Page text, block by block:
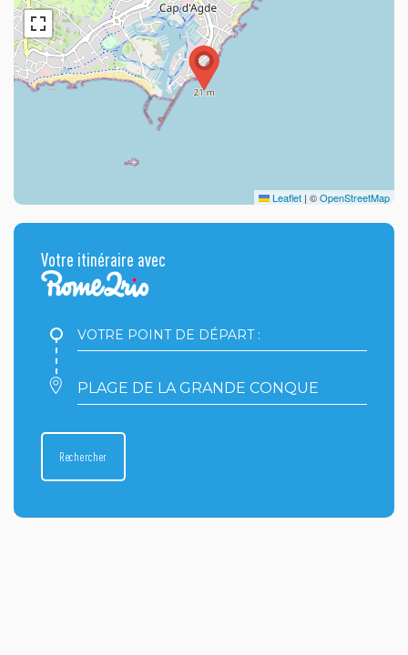
Leaflet | ©OpenStreetMap
Votre itinéraire avec
Votre
point
:Votre
point
:
Rechercher